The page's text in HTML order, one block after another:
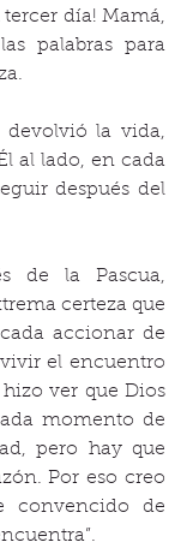
tercer día! Mamá,
palabras para
devolvió la vida,
al lado, en cada
después del
de la Pascua,
certeza que
accionar de
el encuentro
ver que Dios
momento de
pero hay que
Por eso creo
convencido de